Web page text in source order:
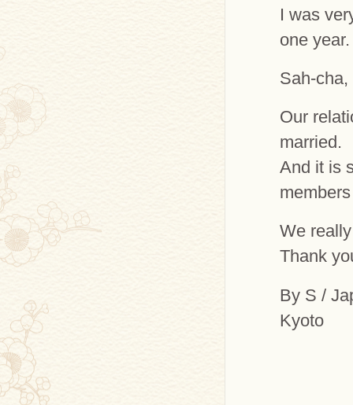
I was
one year.
Sah-
Our
married.
And it is
We
Thank
By S /
Kyoto